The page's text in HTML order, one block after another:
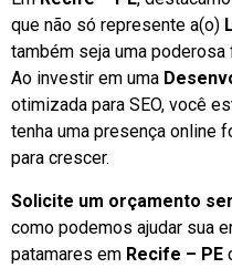
que não só represente a(o)
também seja uma
Ao investir em uma
otimizada para SEO, você
tenha uma presença online
para crescer.
Solicite um orçamento
como podemos ajudar sua
patamares em Recife – PE